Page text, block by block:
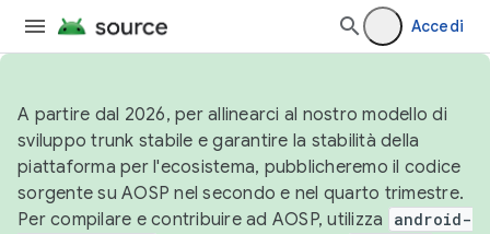
Accedi
A partire dal 2026, per allinearci al nostro modello di
sviluppo trunk stabile e garantire la stabilità della
piattaforma per l'ecosistema, pubblicheremo il codice
sorgente su AOSP nel secondo e nel quarto trimestre.
Per compilare e contribuire ad AOSP, utilizza
android-